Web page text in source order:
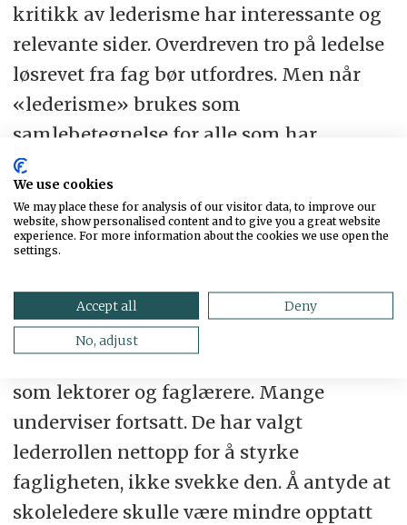
kritikk av lederisme har interessante og
relevante sider. Overdreven tro på ledelse
løsrevet fra fag bør utfordres. Men når
«lederisme» brukes som
samlebetegnelse for alle som har
lederansvar, forsvinner skillet mellom
dårlig ledelse og faglig ledelse.
Paulsen spør om kunnskapsminister
skoleledere som ønsker å samarbeide om
å styrke fagligheten i skolen. De fleste
skoleledere jeg kjenner, har bakgrunn
som lektorer og faglærere. Mange
underviser fortsatt. De har valgt
lederrollen nettopp for å styrke
fagligheten, ikke svekke den. Å antyde at
skoleledere skulle være mindre opptatt
We use cookies
We may place these for analysis of our visitor data, to improve our
website, show personalised content and to give you a great website
experience. For more information about the cookies we use open the
settings.
Accept all Deny
No, adjust